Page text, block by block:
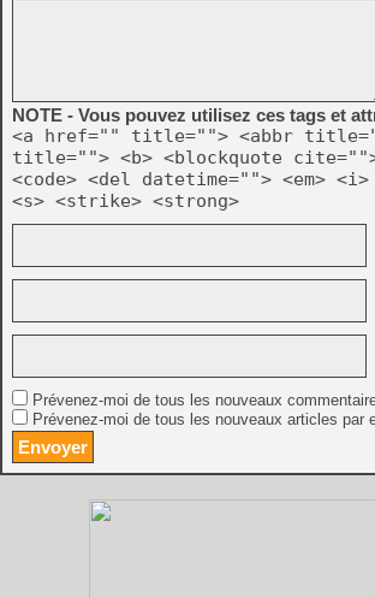
NOTE - Vous pouvez utilisez ces tags et
<a href="" title=""> <abbr
title=""> <b> <blockquote
<code> <del datetime=""> <em>
<s> <strike> <strong>
Prévenez-moi de tous les nouveaux
Prévenez-moi de tous les nouveaux articles par